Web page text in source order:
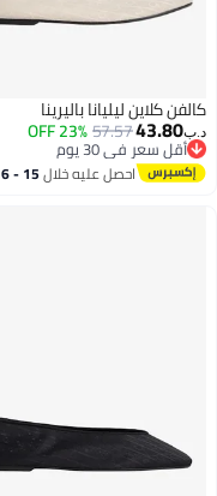
كلاين ليليانا باليرينا
43.80
57.57
23% OFF
أقل سعر في 30 يوم
أقل سعر في 30 يوماحصل عليه خلال 15 - 16